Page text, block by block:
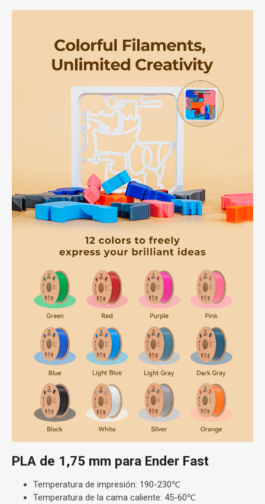
PLA de 1,75 mm para Ender Fast
Temperatura de impresión: 190-230℃
Temperatura de la cama caliente: 45-60℃